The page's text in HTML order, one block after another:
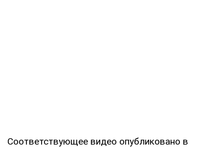
Соответствующее видео опубликовано в